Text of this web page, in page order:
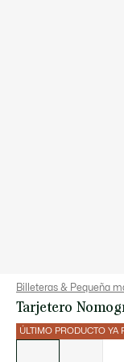
Billeteras & Pequeña
Tarjetero
ÚLTIMO PRODUCTO YA